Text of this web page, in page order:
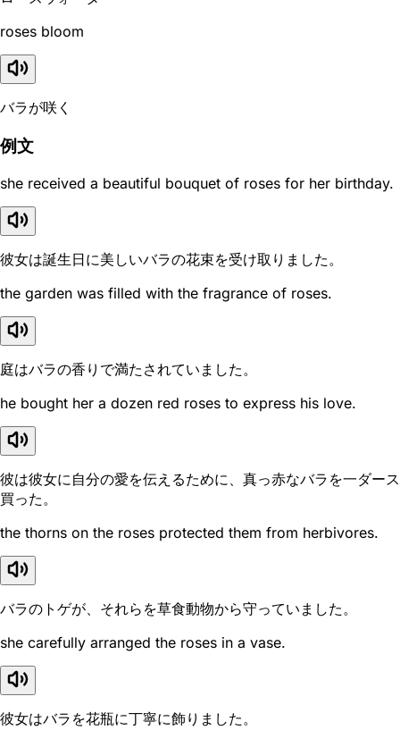
roses bloom
バラが咲く
例文
she received a beautiful bouquet of roses for her birthday.
彼女は誕生日に美しいバラの花束を受け取りました。
the garden was filled with the fragrance of roses.
庭はバラの香りで満たされていました。
he bought her a dozen red roses to express his love.
彼は彼女に自分の愛を伝えるために、真っ赤なバラを一ダース
買った。
the thorns on the roses protected them from herbivores.
バラのトゲが、それらを草食動物から守っていました。
she carefully arranged the roses in a vase.
彼女はバラを花瓶に丁寧に飾りました。